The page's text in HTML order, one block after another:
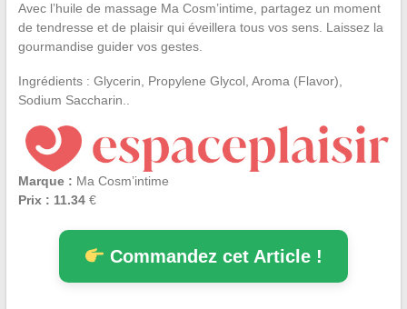
Avec l’huile de massage Ma Cosm’intime, partagez un moment
de tendresse et de plaisir qui éveillera tous vos sens. Laissez la
gourmandise guider vos gestes.
Ingrédients : Glycerin, Propylene Glycol, Aroma (Flavor),
Sodium Saccharin..
Marque : Ma Cosm’intime
Prix : 11.34€
Commandez cet Article !